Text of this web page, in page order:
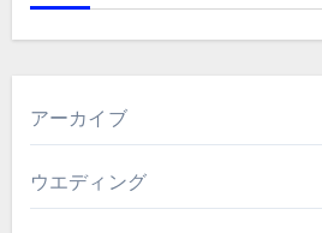
アーカイブ
ウエディング